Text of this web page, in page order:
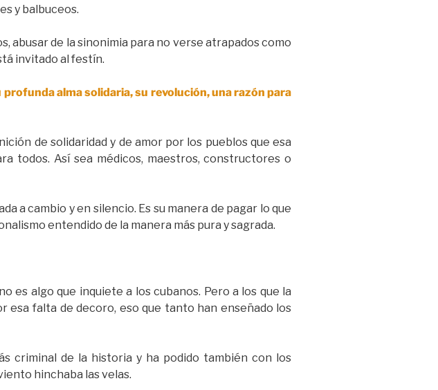
y balbuceos.
abusar de la sinonimia para no verse atrapados como
invitado al festín.
alma solidaria, su revolución, una razón para
de solidaridad y de amor por los pueblos que esa
todos. Así sea médicos, maestros, constructores o
a cambio y en silencio. Es su manera de pagar lo que
entendido de la manera más pura y sagrada.
es algo que inquiete a los cubanos. Pero a los que la
esa falta de decoro, eso que tanto han enseñado los
criminal de la historia y ha podido también con los
hinchaba las velas.